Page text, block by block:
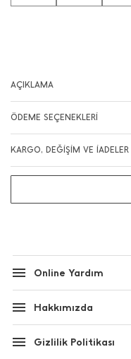
AÇIKLAMA
ÖDEME SEÇENEKLERİ
KARGO, DEĞİŞİM VE İADELER
Online Yardım
Hakkımızda
Gizlilik Politikası